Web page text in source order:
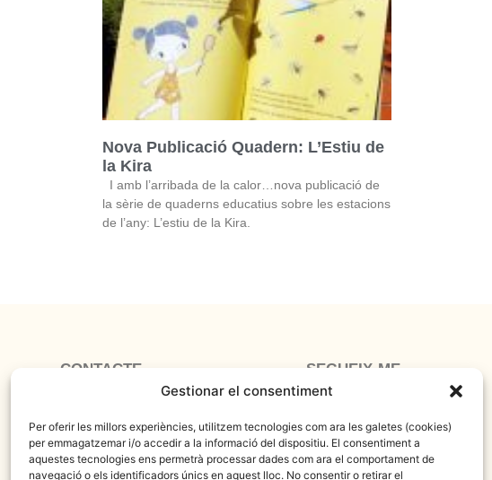
Gestionar el consentiment
Per oferir les millors experiències, utilitzem tecnologies com ara les galetes (cookies)
per emmagatzemar i/o accedir a la informació del dispositiu. El consentiment a
aquestes tecnologies ens permetrà processar dades com ara el comportament de
navegació o els identificadors únics en aquest lloc. No consentir o retirar el
Nova Publicació Quadern: L’Estiu de
la Kira
I amb l’arribada de la calor…nova publicació de
la sèrie de quaderns educatius sobre les estacions
de l’any: L’estiu de la Kira.
CONTACTE
albinya@yahoo.com SEGUEIX-ME